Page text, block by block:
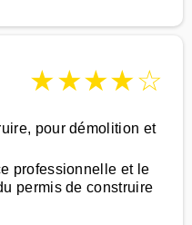
★★★★☆
pour démolition et
professionnelle et le
permis de construire